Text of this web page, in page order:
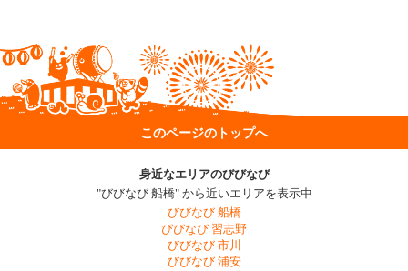
このページのトップへ
身近なエリアのびびなび
"びびなび 船橋" から近いエリアを表示中
びびなび 船橋
びびなび 習志野
びびなび 市川
びびなび 浦安